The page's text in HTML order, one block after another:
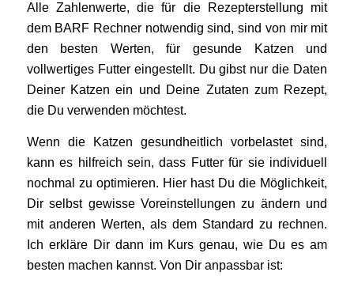
Alle Zahlenwerte, die für die Rezepterstellung mit
dem BARF Rechner notwendig sind, sind von mir mit
den besten Werten, für gesunde Katzen und
vollwertiges Futter eingestellt. Du gibst nur die Daten
Deiner Katzen ein und Deine Zutaten zum Rezept,
die Du verwenden möchtest.
Wenn die Katzen gesundheitlich vorbelastet sind,
kann es hilfreich sein, dass Futter für sie individuell
nochmal zu optimieren. Hier hast Du die Möglichkeit,
Dir selbst gewisse Voreinstellungen zu ändern und
mit anderen Werten, als dem Standard zu rechnen.
Ich erkläre Dir dann im Kurs genau, wie Du es am
besten machen kannst. Von Dir anpassbar ist: